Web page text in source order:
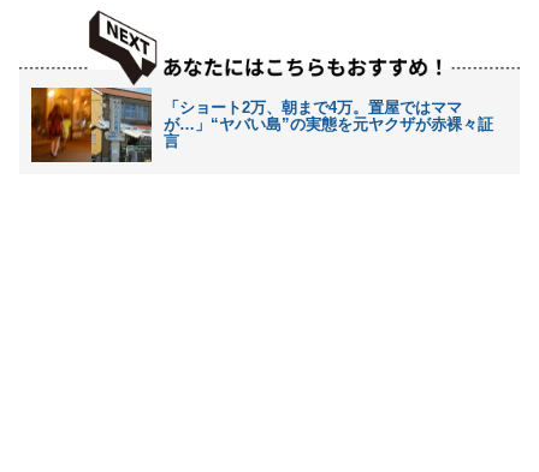
「ショート2万、朝まで4万。置屋ではママ
が…」“ヤバい島”の実態を元ヤクザが赤裸々証
言